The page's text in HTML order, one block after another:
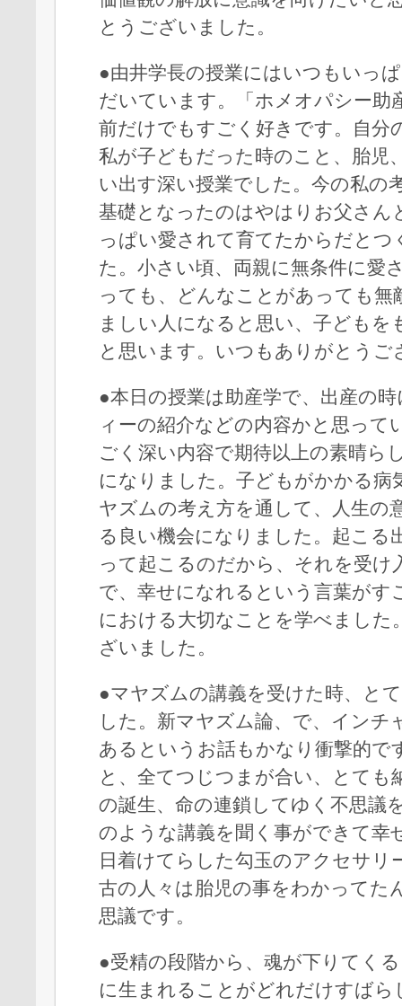
とうございました。
●由井学長の授業にはいつもいっ
だいています。「ホメオパシー助
前だけでもすごく好きです。自分
私が子どもだった時のこと、胎児
い出す深い授業でした。今の私の
基礎となったのはやはりお父さん
っぱい愛されて育てたからだとつ
た。小さい頃、両親に無条件に愛
っても、どんなことがあっても無
ましい人になると思い、子どもを
と思います。いつもありがとうご
●本日の授業は助産学で、出産の
ィーの紹介などの内容かと思って
ごく深い内容で期待以上の素晴ら
になりました。子どもがかかる病
ヤズムの考え方を通して、人生の
る良い機会になりました。起こる
って起こるのだから、それを受け
で、幸せになれるという言葉がす
における大切なことを学べました
ざいました。
●マヤズムの講義を受けた時、と
した。新マヤズム論、で、インチ
あるというお話もかなり衝撃的で
と、全てつじつまが合い、とても
の誕生、命の連鎖してゆく不思議
のような講義を聞く事ができて幸
日着けてらした勾玉のアクセサリ
古の人々は胎児の事をわかってた
思議です。
●受精の段階から、魂が下りてく
に生まれることがどれだけすばら